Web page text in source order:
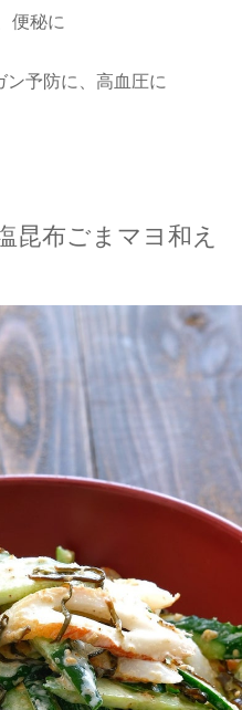
便秘に
予防に、高血圧に
昆布ごまマヨ和え